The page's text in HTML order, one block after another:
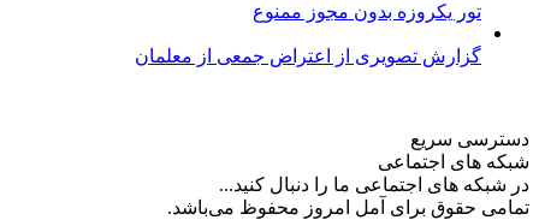
تور یکروزه بدون مجوز ممنوع
گزارش تصویری از اعتراض جمعی از معلمان
دسترسی سریع
شبکه های اجتماعی
در شبکه های اجتماعی ما را دنبال کنید...
تمامی حقوق برای آمل امروز محفوظ می‌باشد.